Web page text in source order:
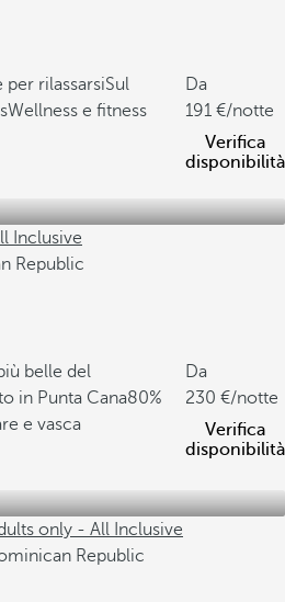
per rilassarsiSul
Wellness e fitness
Da
191
/notte
Verifica
disponibilità
Inclusive
Republic
belle del
in Punta Cana80%
e vasca
Da
230
/notte
Verifica
disponibilità
only - All Inclusive
Republic